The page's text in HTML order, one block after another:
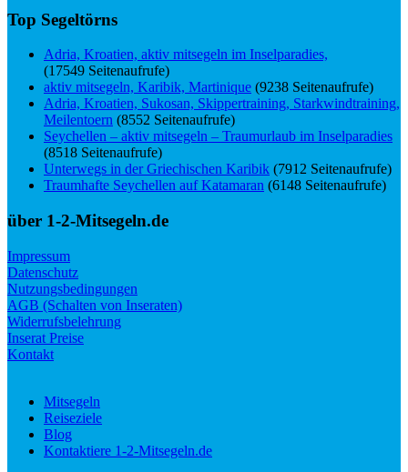
Top Segeltörns
Adria, Kroatien, aktiv mitsegeln im Inselparadies,
(17549 Seitenaufrufe)
aktiv mitsegeln, Karibik, Martinique (9238 Seitenaufrufe)
Adria, Kroatien, Sukosan, Skippertraining, Starkwindtraining,
Meilentoern (8552 Seitenaufrufe)
Seychellen – aktiv mitsegeln – Traumurlaub im Inselparadies
(8518 Seitenaufrufe)
Unterwegs in der Griechischen Karibik (7912 Seitenaufrufe)
Traumhafte Seychellen auf Katamaran (6148 Seitenaufrufe)
über 1-2-Mitsegeln.de
Impressum
Datenschutz
Nutzungsbedingungen
AGB (Schalten von Inseraten)
Widerrufsbelehrung
Inserat Preise
Kontakt
Mitsegeln
Reiseziele
Blog
Kontaktiere 1-2-Mitsegeln.de